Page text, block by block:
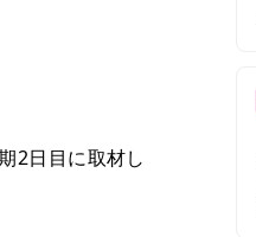
2日目に取材し